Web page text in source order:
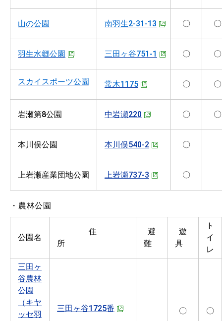
山の公園 南羽生2-31-13 〇 〇
羽生水郷公園 三田ヶ谷751-1 〇 〇
スカイスポーツ公園 常木1175 〇 〇
岩瀬第8公園 中岩瀬220 〇 〇
本川俣公園 本川俣540-2 〇
上岩瀬産業団地公園 上岩瀬737-3 〇
・農林公園
公園名
住
所
避
難
遊
具
ト
イ
レ
三田ヶ
谷農林
公園
（キヤ
ッセ羽
三田ヶ谷1725番 〇 〇